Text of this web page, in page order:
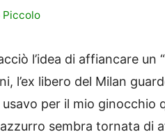
Piccolo
l’idea di affiancare
l’ex libero del Milan
per il mio ginocchio
sembra tornata di